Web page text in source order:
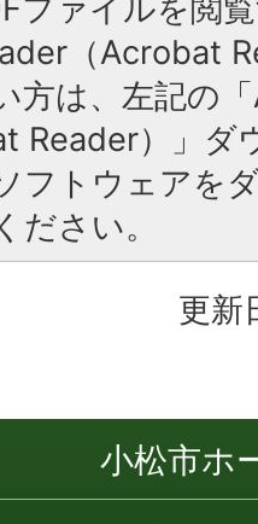
ファイルを閲
（Acrobat
方は、左記の
Reader）」ダ
フトウェアを
ださい。
更新
小松市ホ